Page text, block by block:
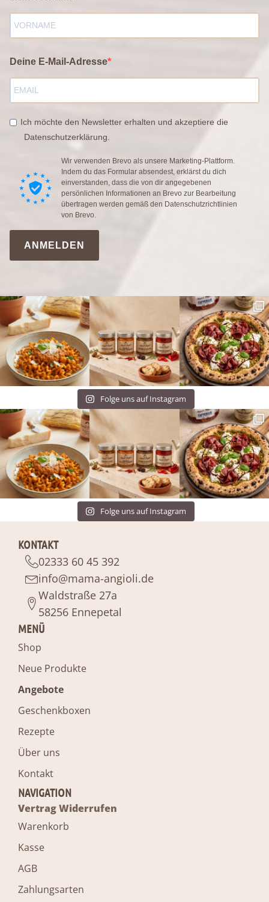
Deine E-Mail-Adresse
Ich möchte den Newsletter erhalten und akzeptiere die
Datenschutzerklärung.
Wir verwenden Brevo als unsere Marketing-Plattform.
Indem du das Formular absendest, erklärst du dich
einverstanden, dass die von dir angegebenen
persönlichen Informationen an Brevo zur Bearbeitung
übertragen werden gemäß den Datenschutzrichtlinien
von Brevo.
ANMELDEN
Folge uns auf Instagram
Folge uns auf Instagram
KONTAKT
02333 60 45 392
info@mama-angioli.de
Waldstraße 27a
58256 Ennepetal
MENÜ
Shop
Neue Produkte
Angebote
Geschenkboxen
Rezepte
Über uns
Kontakt
NAVIGATION
Vertrag Widerrufen
Warenkorb
Kasse
AGB
Zahlungsarten